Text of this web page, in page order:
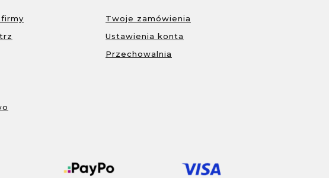
Twoje zamówienia
Ustawienia konta
Przechowalnia